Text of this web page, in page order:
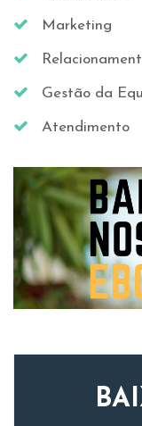
Marketing
Gestão da
Atendimento